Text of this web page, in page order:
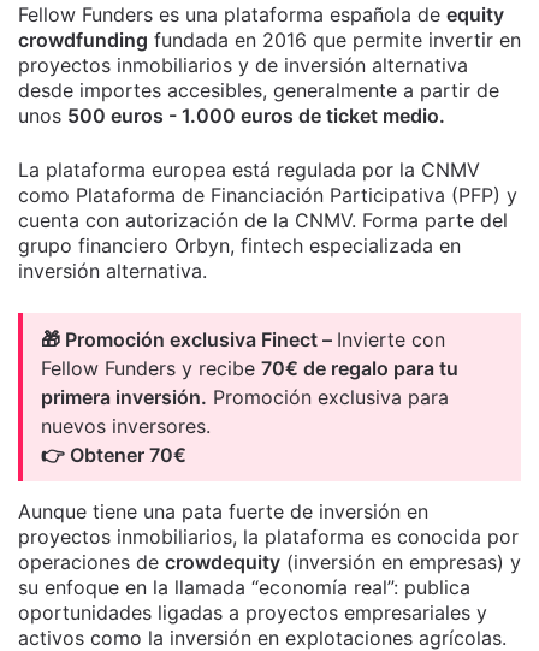
Fellow Funders es una plataforma española de equity
crowdfunding fundada en 2016 que permite invertir en
proyectos inmobiliarios y de inversión alternativa
desde importes accesibles, generalmente a partir de
unos 500 euros - 1.000 euros de ticket medio.
La plataforma europea está regulada por la CNMV
como Plataforma de Financiación Participativa (PFP) y
cuenta con autorización de la CNMV. Forma parte del
grupo financiero Orbyn, fintech especializada en
inversión alternativa.
🎁 Promoción exclusiva Finect – Invierte con
Fellow Funders y recibe 70€ de regalo para tu
primera inversión. Promoción exclusiva para
nuevos inversores.
👉 Obtener 70€
Aunque tiene una pata fuerte de inversión en
proyectos inmobiliarios, la plataforma es conocida por
operaciones de crowdequity (inversión en empresas) y
su enfoque en la llamada “economía real”: publica
oportunidades ligadas a proyectos empresariales y
activos como la inversión en explotaciones agrícolas.